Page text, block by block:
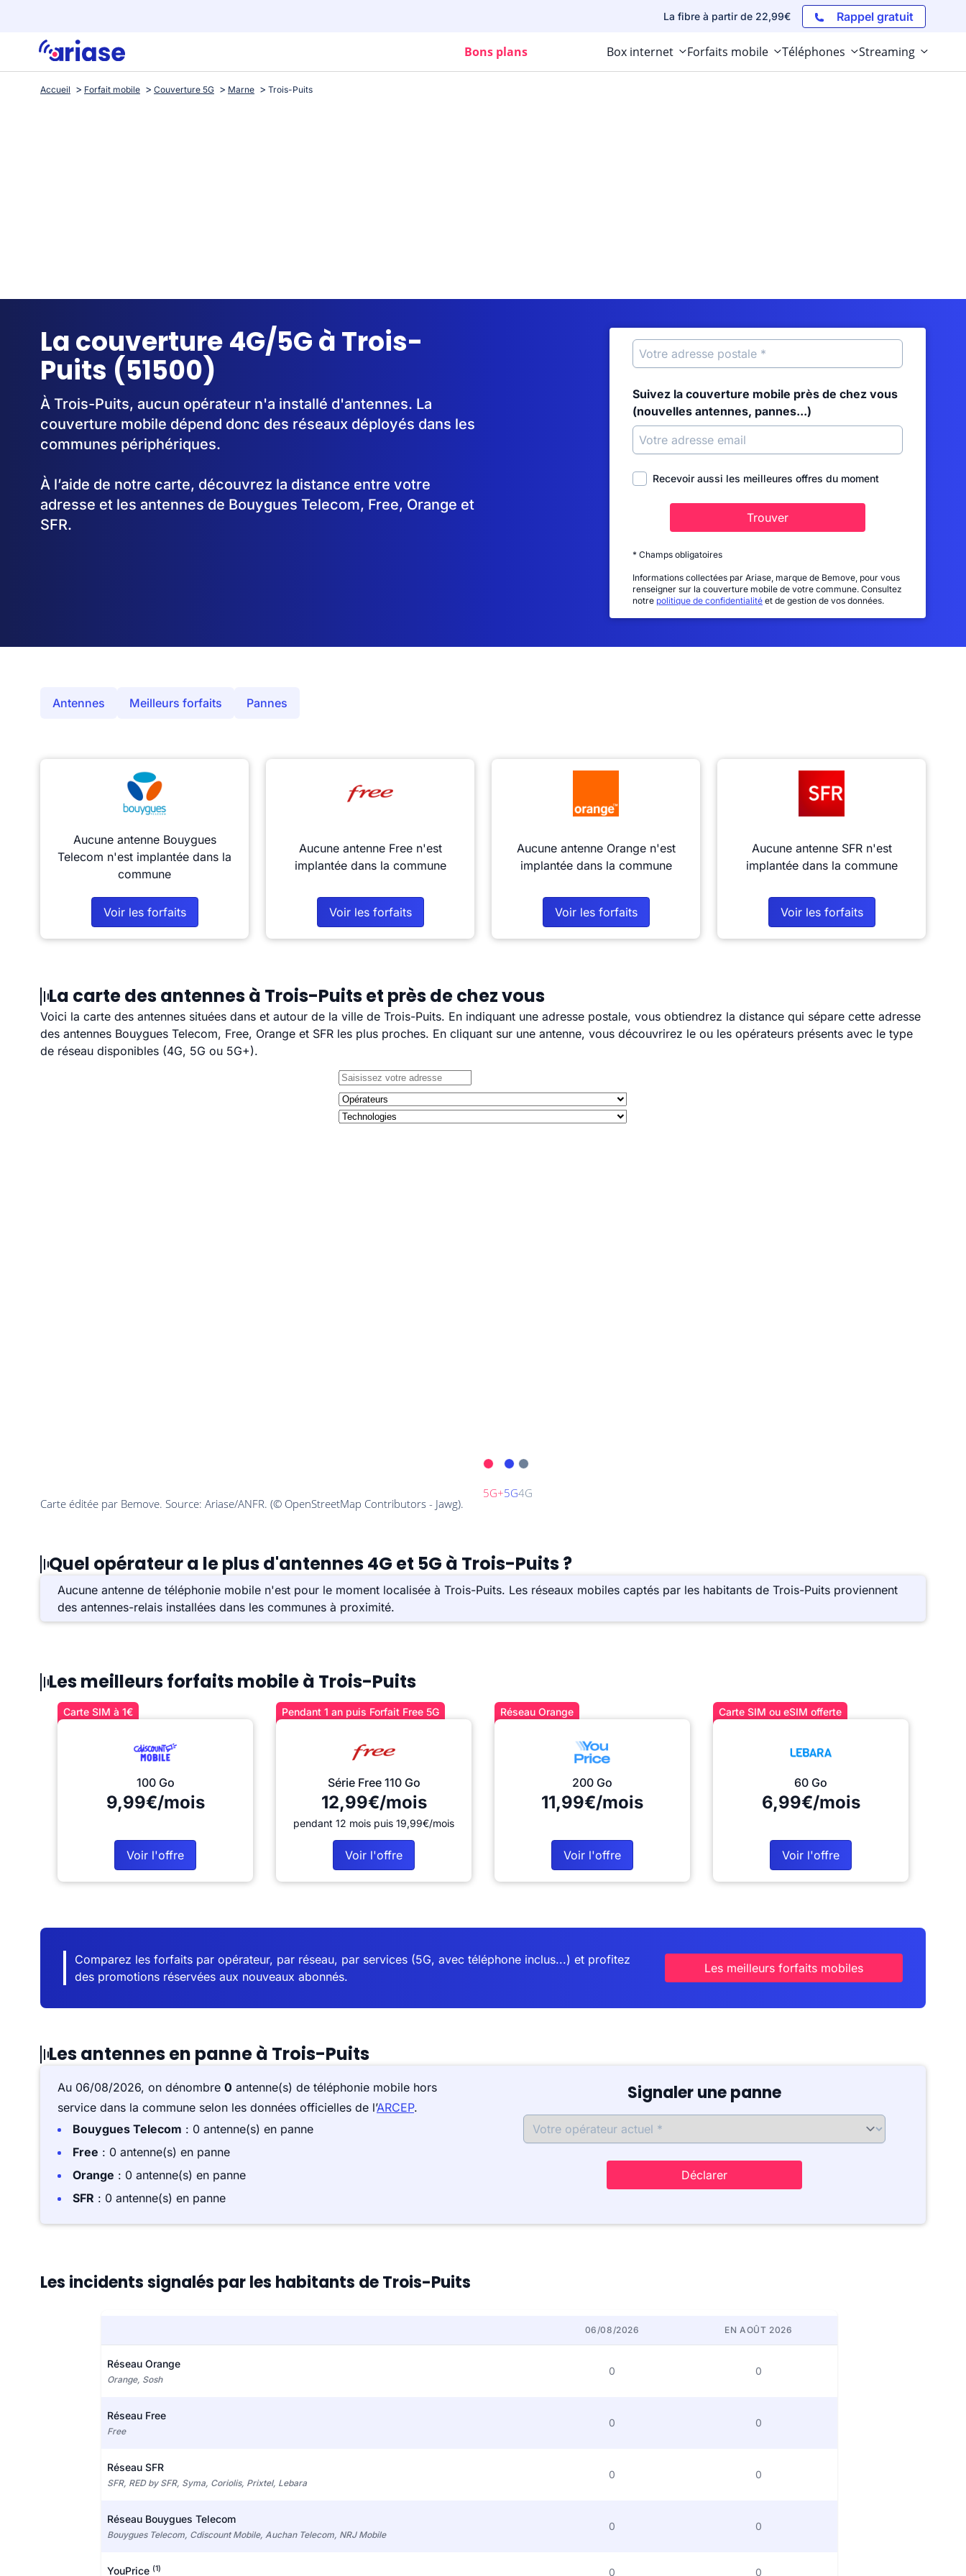
La fibre à partir de 22,99€ Rappel gratuit
Bons plans Box internet Forfaits mobile Téléphones Streaming
Accueil Forfait mobile Couverture 5G Marne Trois-Puits
La couverture 4G/5G à Trois-
Puits (51500)
À Trois-Puits, aucun opérateur n'a installé d'antennes. La
couverture mobile dépend donc des réseaux déployés dans les
communes périphériques.
À l’aide de notre carte, découvrez la distance entre votre
adresse et les antennes de Bouygues Telecom, Free, Orange et
SFR.
Suivez la couverture mobile près de chez vous
(nouvelles antennes, pannes...)
Recevoir aussi les meilleures offres du moment
Trouver
* Champs obligatoires
Informations collectées par Ariase, marque de Bemove, pour vous
renseigner sur la couverture mobile de votre commune. Consultez
notre politique de confidentialité et de gestion de vos données.
Antennes Meilleurs forfaits Pannes
Aucune antenne Bouygues
Telecom n'est implantée dans la
commune
Voir les forfaits
Aucune antenne Free n'est
implantée dans la commune
Voir les forfaits
Aucune antenne Orange n'est
implantée dans la commune
Voir les forfaits
Aucune antenne SFR n'est
implantée dans la commune
Voir les forfaits
La carte des antennes à Trois-Puits et près de chez vous
Voici la carte des antennes situées dans et autour de la ville de Trois-Puits. En indiquant une adresse postale, vous obtiendrez la distance qui sépare cette adresse
des antennes Bouygues Telecom, Free, Orange et SFR les plus proches. En cliquant sur une antenne, vous découvrirez le ou les opérateurs présents avec le type
de réseau disponibles (4G, 5G ou 5G+).
Quel opérateur a le plus d'antennes 4G et 5G à Trois-Puits ?
Aucune antenne de téléphonie mobile n'est pour le moment localisée à Trois-Puits. Les réseaux mobiles captés par les habitants de Trois-Puits proviennent
des antennes-relais installées dans les communes à proximité.
Les meilleurs forfaits mobile à Trois-Puits
Carte SIM à 1€
100 Go
9,99€/mois
Voir l'offre
Pendant 1 an puis Forfait Free 5G
Série Free 110 Go
12,99€/mois
pendant 12 mois puis 19,99€/mois
Voir l'offre
Réseau Orange
200 Go
11,99€/mois
Voir l'offre
Carte SIM ou eSIM offerte
60 Go
6,99€/mois
Voir l'offre
Comparez les forfaits par opérateur, par réseau, par services (5G, avec téléphone inclus...) et profitez
des promotions réservées aux nouveaux abonnés.
Les meilleurs forfaits mobiles
Les antennes en panne à Trois-Puits
Au 06/08/2026, on dénombre 0 antenne(s) de téléphonie mobile hors
service dans la commune selon les données officielles de l’ARCEP.
Bouygues Telecom : 0 antenne(s) en panne
Free : 0 antenne(s) en panne
Orange : 0 antenne(s) en panne
SFR : 0 antenne(s) en panne
Signaler une panne
Déclarer
Les incidents signalés par les habitants de Trois-Puits
06/08/2026 EN AOÛT 2026
Réseau Orange
Orange, Sosh
0 0
Réseau Free
Free
0 0
Réseau SFR
SFR, RED by SFR, Syma, Coriolis, Prixtel, Lebara
0 0
Réseau Bouygues Telecom
Bouygues Telecom, Cdiscount Mobile, Auchan Telecom, NRJ Mobile
0 0
YouPrice (1) 0 0